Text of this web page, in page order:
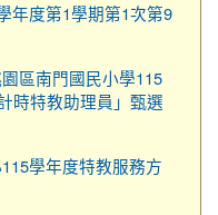
年度第1學期第1次第9
區南門國民小學115
時特教助理員」甄選
學年度特教服務方